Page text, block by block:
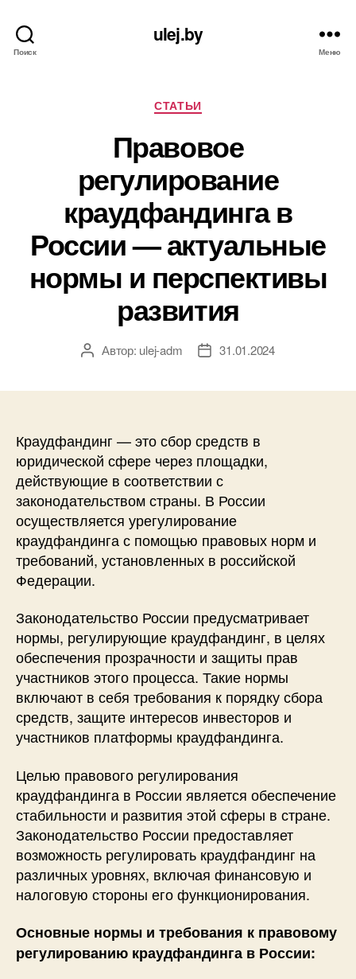
Поиск
ulej.by
Меню
Рубрики
СТАТЬИ
Правовое
регулирование
краудфандинга в
России — актуальные
нормы и перспективы
развития
АвторАвтор: ulej-adm
Дата31.01.2024
Краудфандинг — это сбор средств в
юридической сфере через площадки,
действующие в соответствии с
законодательством страны. В России
осуществляется урегулирование
краудфандинга с помощью правовых норм и
требований, установленных в российской
Федерации.
Законодательство России предусматривает
нормы, регулирующие краудфандинг, в целях
обеспечения прозрачности и защиты прав
участников этого процесса. Такие нормы
включают в себя требования к порядку сбора
средств, защите интересов инвесторов и
участников платформы краудфандинга.
Целью правового регулирования
краудфандинга в России является обеспечение
стабильности и развития этой сферы в стране.
Законодательство России предоставляет
возможность регулировать краудфандинг на
различных уровнях, включая финансовую и
налоговую стороны его функционирования.
Основные нормы и требования к правовому
регулированию краудфандинга в России: